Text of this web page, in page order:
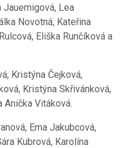
Lea
Novotná, Kateřina
Eliška Runčíková a
Kristýna Čejková,
Kristýna Skřivánková,
Anička Vitáková.
Ema Jakubcová,
Kubrová, Karolína